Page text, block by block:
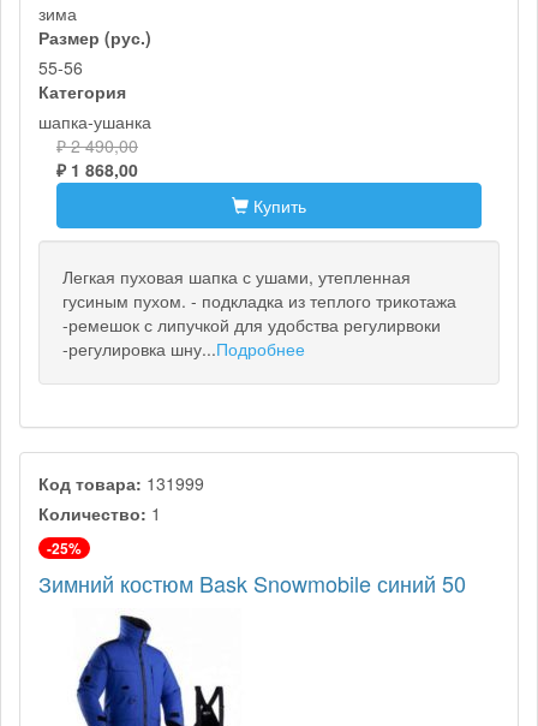
зима
Размер (рус.)
55-56
Категория
шапка-ушанка
₽ 2 490,00
₽ 1 868,00
Купить
Легкая пуховая шапка с ушами, утепленная
гусиным пухом. - подкладка из теплого трикотажа
-ремешок с липучкой для удобства регулирвоки
-регулировка шну...Подробнее
Код товара: 131999
Количество: 1
-25%
Зимний костюм Bask Snowmobile синий 50